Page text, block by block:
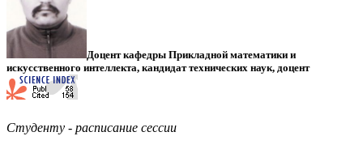
Доцент кафедры Прикладной математики и
искусственного интеллекта, кандидат технических наук, доцент
Студенту - расписание сессии